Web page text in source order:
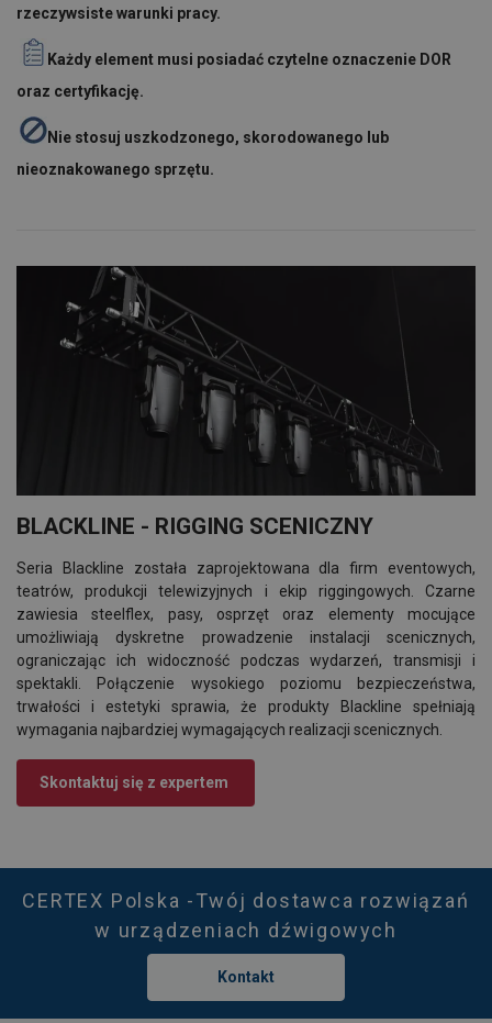
rzeczywsiste warunki pracy.
Każdy element musi posiadać czytelne oznaczenie DOR
oraz certyfikację.
Nie stosuj uszkodzonego, skorodowanego lub
nieoznakowanego sprzętu.
BLACKLINE - RIGGING SCENICZNY
Seria Blackline została zaprojektowana dla firm eventowych,
teatrów, produkcji telewizyjnych i ekip riggingowych. Czarne
zawiesia steelflex, pasy, osprzęt oraz elementy mocujące
umożliwiają dyskretne prowadzenie instalacji scenicznych,
ograniczając ich widoczność podczas wydarzeń, transmisji i
spektakli. Połączenie wysokiego poziomu bezpieczeństwa,
trwałości i estetyki sprawia, że produkty Blackline spełniają
wymagania najbardziej wymagających realizacji scenicznych.
Skontaktuj się z expertem
CERTEX Polska -Twój dostawca rozwiązań
w urządzeniach dźwigowych
Kontakt